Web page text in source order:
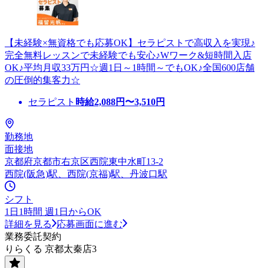
【未経験×無資格でも応募OK】セラピストで高収入を実現♪
完全無料レッスンで未経験でも安心♪Wワーク&短時間入店
OK♪平均月収33万円☆週1日～1時間～でもOK♪全国600店舗
の圧倒的集客力☆
セラピスト 時給2,088円〜3,510円
勤務地
面接地
京都府京都市右京区西院東中水町13-2
西院(阪急)駅、西院(京福)駅、丹波口駅
シフト
1日1時間 週1日からOK
詳細を見る
応募画面に進む
業務委託契約
りらくる 京都太秦店3